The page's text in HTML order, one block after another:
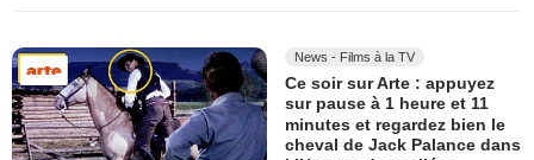
News - Films à la TV
Ce soir sur Arte : appuyez
sur pause à 1 heure et 11
minutes et regardez bien le
cheval de Jack Palance dans